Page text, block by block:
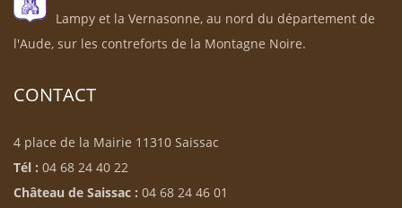
Lampy et la Vernasonne, au nord du département de
l'Aude, sur les contreforts de la Montagne Noire.
CONTACT
4 place de la Mairie 11310 Saissac
Tél : 04 68 24 40 22
Château de Saissac : 04 68 24 46 01